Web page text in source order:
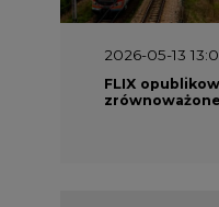
2026-05-13
FLIX